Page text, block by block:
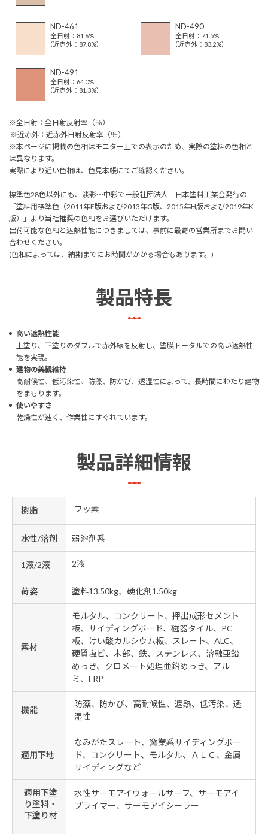
ND-461
全日射：81.6%
（近赤外：87.8%）
ND-490
全日射：71.5%
（近赤外：83.2%）
ND-491
全日射：64.0%
（近赤外：81.3%）
※全日射：全日射反射率（％）
※近赤外：近赤外日射反射率（％）
※本ページに掲載の色相はモニター上での表示のため、実際の塗料の色相と
は異なります。
実際により近い色相は、色見本帳にてご確認ください。
標準色28色以外にも、淡彩～中彩で一般社団法人 日本塗料工業会発行の
「塗料用標準色（2011年F版および2013年G版、2015年H版および2019年K
版）」より当社推奨の色相をお選びいただけます。
出荷可能な色相と遮熱性能につきましては、事前に最寄の営業所までお問い
合わせください。
(色相によっては、納期までにお時間がかかる場合もあります。)
製品特長
高い遮熱性能
上塗り、下塗りのダブルで赤外線を反射し、塗膜トータルでの高い遮熱性
能を実現。
建物の美観維持
高耐候性、低汚染性、防藻、防かび、透湿性によって、長時間にわたり建物
をまもります。
使いやすさ
乾燥性が速く、作業性にすぐれています。
製品詳細情報
樹脂 フッ素
水性/溶剤 弱溶剤系
1液/2液 2液
荷姿 塗料13.50kg、硬化剤1.50kg
素材
モルタル、コンクリート、押出成形セメント
板、サイディングボード、磁器タイル、PC
板、けい酸カルシウム板、スレート、ALC、
硬質塩ビ、木部、鉄、ステンレス、溶融亜鉛
めっき、クロメート処理亜鉛めっき、アル
ミ、FRP
機能
防藻、防かび、高耐候性、遮熱、低汚染、透
湿性
適用下地
なみがたスレート、窯業系サイディングボー
ド、コンクリート、モルタル、ＡＬＣ、金属
サイディングなど
適用下塗
り塗料・
下塗り材
水性サーモアイウォールサーフ、サーモアイ
プライマー、サーモアイシーラー